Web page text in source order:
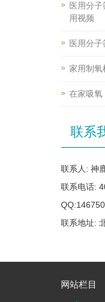
医用分
用视频
医用分
家用制氧
在家吸氧
联系
联系人: 神
联系电话:
联系地址:
网站栏目